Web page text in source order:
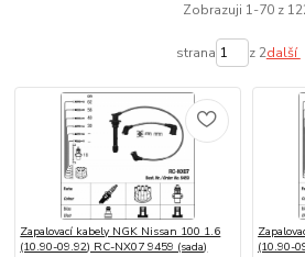
Zobrazuji 1-70 z
strana z 2další
Zapalovací kabely NGK Nissan 100 1.6
(10.90-09.92) RC-NX07 9459 (sada)
(10.90-